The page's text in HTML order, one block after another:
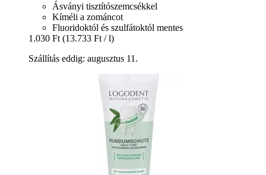
Ásványi tisztítószemcsékkel
Kíméli a zománcot
Fluoridoktól és szulfátoktól mentes
1.030 Ft (13.733 Ft / l)
Szállítás eddig: augusztus 11.